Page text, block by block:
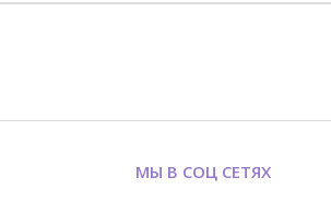
МЫ В СОЦ СЕТЯХ